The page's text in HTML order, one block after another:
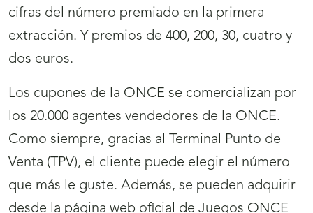
cifras del número premiado en la primera
extracción. Y premios de 400, 200, 30, cuatro y
dos euros.
Los cupones de la ONCE se comercializan por
los 20.000 agentes vendedores de la ONCE.
Como siempre, gracias al Terminal Punto de
Venta (TPV), el cliente puede elegir el número
que más le guste. Además, se pueden adquirir
desde la página web oficial de Juegos ONCE